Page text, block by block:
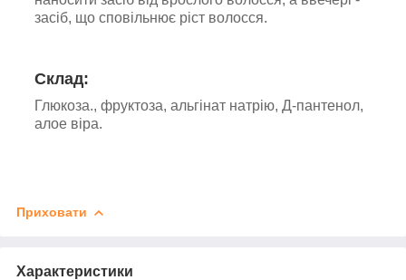
засіб, що сповільнює ріст волосся.
Склад:
Глюкоза., фруктоза, альгінат натрію, Д-пантенол,
алое віра.
Приховати
Характеристики